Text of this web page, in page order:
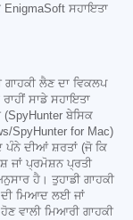
ਸਹਾਇਤਾ
ਲੈਣ ਦਾ ਵਿਕਲਪ
ਸਾਡੇ ਸਹਾਇਤਾ
(SpyHunter ਬੇਸਿਕ
SpyHunter for Mac)
ਪੰਨੇ ਦੀਆਂ ਸ਼ਰਤਾਂ (ਜੋ ਕਿ
ਜਾਂ ਪ੍ਰਮੋਸ਼ਨ ਪ੍ਰਤੀ
ਹੈ। ਤੁਹਾਡੀ ਗਾਹਕੀ
ਦੀ ਮਿਆਦ ਲਈ ਜਾਂ
ਵਾਲੀ ਮਿਆਰੀ ਗਾਹਕੀ